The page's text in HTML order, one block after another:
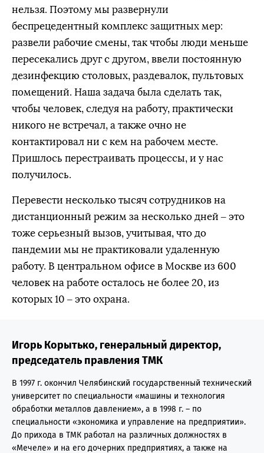
нельзя. Поэтому мы развернули
беспрецедентный комплекс защитных мер:
развели рабочие смены, так чтобы люди меньше
пересекались друг с другом, ввели постоянную
дезинфекцию столовых, раздевалок, пультовых
помещений. Наша задача была сделать так,
чтобы человек, следуя на работу, практически
никого не встречал, а также очно не
контактировал ни с кем на рабочем месте.
Пришлось перестраивать процессы, и у нас
получилось.
Перевести несколько тысяч сотрудников на
дистанционный режим за несколько дней – это
тоже серьезный вызов, учитывая, что до
пандемии мы не практиковали удаленную
работу. В центральном офисе в Москве из 600
человек на работе осталось не более 20, из
которых 10 – это охрана.
Игорь Корытько, генеральный директор,
председатель правления ТМК
В 1997 г. окончил Челябинский государственный технический
университет по специальности «машины и технология
обработки металлов давлением», а в 1998 г. – по
специальности «экономика и управление на предприятии».
До прихода в ТМК работал на различных должностях в
«Мечеле» и на его дочерних предприятиях, а также на